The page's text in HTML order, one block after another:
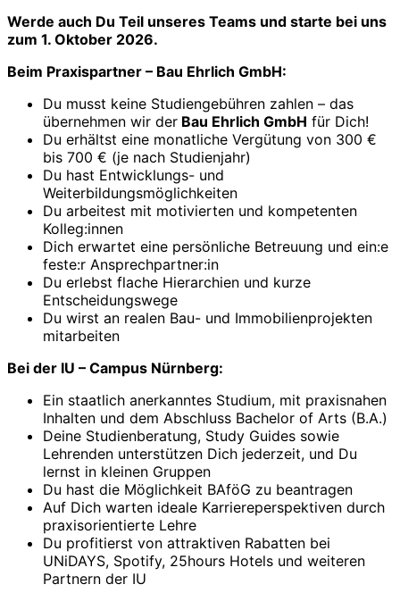
Werde auch Du Teil unseres Teams und starte bei uns
zum 1. Oktober 2026.
Beim Praxispartner – Bau Ehrlich GmbH:
Du musst keine Studiengebühren zahlen – das
übernehmen wir der Bau Ehrlich GmbH für Dich!
Du erhältst eine monatliche Vergütung von 300 €
bis 700 € (je nach Studienjahr)
Du hast Entwicklungs- und
Weiterbildungsmöglichkeiten
Du arbeitest mit motivierten und kompetenten
Kolleg:innen
Dich erwartet eine persönliche Betreuung und ein:e
feste:r Ansprechpartner:in
Du erlebst flache Hierarchien und kurze
Entscheidungswege
Du wirst an realen Bau- und Immobilienprojekten
mitarbeiten
Bei der IU – Campus Nürnberg:
Ein staatlich anerkanntes Studium, mit praxisnahen
Inhalten und dem Abschluss Bachelor of Arts (B.A.)
Deine Studienberatung, Study Guides sowie
Lehrenden unterstützen Dich jederzeit, und Du
lernst in kleinen Gruppen
Du hast die Möglichkeit BAföG zu beantragen
Auf Dich warten ideale Karriereperspektiven durch
praxisorientierte Lehre
Du profitierst von attraktiven Rabatten bei
UNiDAYS, Spotify, 25hours Hotels und weiteren
Partnern der IU